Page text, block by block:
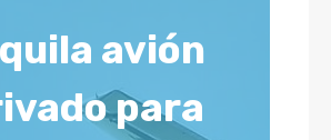
avión
para